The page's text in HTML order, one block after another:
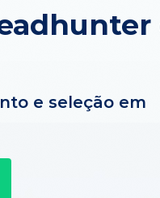
e seleção em